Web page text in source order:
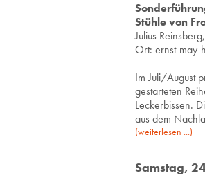
Stühle von
Ju­li­us
Ort: ernst-may-
Im Juli/August
gestarteten
Leckerbissen.
aus dem
(weiterlesen ...)
Samstag,